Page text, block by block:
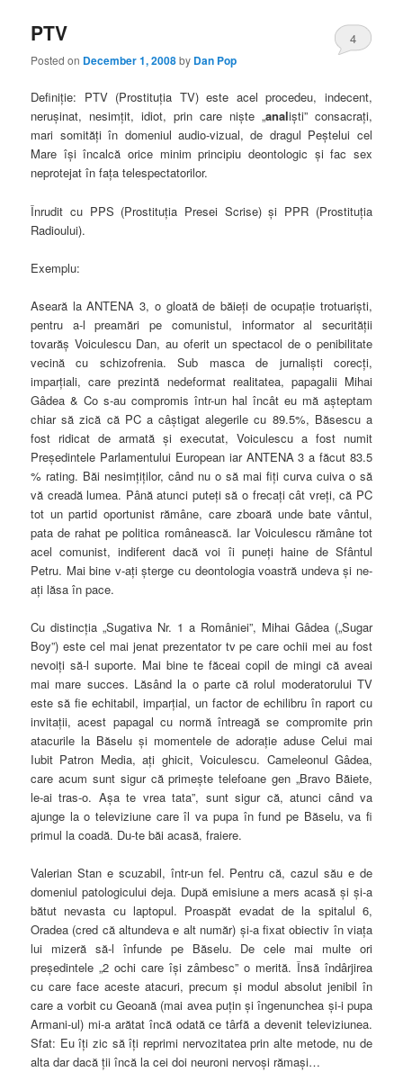
PTV
Posted on December 1, 2008by Dan Pop
4
Definiţie: PTV (Prostituţia TV) este acel procedeu, indecent,
neruşinat, nesimţit, idiot, prin care nişte „analişti” consacraţi,
mari somităţi în domeniul audio-vizual, de dragul Peştelui cel
Mare îşi încalcă orice minim principiu deontologic şi fac sex
neprotejat în faţa telespectatorilor.
Înrudit cu PPS (Prostituţia Presei Scrise) şi PPR (Prostituţia
Radioului).
Exemplu:
Aseară la ANTENA 3, o gloată de băieţi de ocupaţie trotuarişti,
pentru a-l preamări pe comunistul, informator al securităţii
tovarăş Voiculescu Dan, au oferit un spectacol de o penibilitate
vecină cu schizofrenia. Sub masca de jurnalişti corecţi,
imparţiali, care prezintă nedeformat realitatea, papagalii Mihai
Gâdea & Co s-au compromis într-un hal încât eu mă aşteptam
chiar să zică că PC a câştigat alegerile cu 89.5%, Băsescu a
fost ridicat de armată şi executat, Voiculescu a fost numit
Preşedintele Parlamentului European iar ANTENA 3 a făcut 83.5
% rating. Băi nesimţiţilor, când nu o să mai fiţi curva cuiva o să
vă creadă lumea. Până atunci puteţi să o frecaţi cât vreţi, că PC
tot un partid oportunist rămâne, care zboară unde bate vântul,
pata de rahat pe politica românească. Iar Voiculescu rămâne tot
acel comunist, indiferent dacă voi îi puneţi haine de Sfântul
Petru. Mai bine v-aţi şterge cu deontologia voastră undeva şi ne-
aţi lăsa în pace.
Cu distincţia „Sugativa Nr. 1 a României”, Mihai Gâdea („Sugar
Boy”) este cel mai jenat prezentator tv pe care ochii mei au fost
nevoiţi să-l suporte. Mai bine te făceai copil de mingi că aveai
mai mare succes. Lăsând la o parte că rolul moderatorului TV
este să fie echitabil, imparţial, un factor de echilibru în raport cu
invitaţii, acest papagal cu normă întreagă se compromite prin
atacurile la Băselu şi momentele de adoraţie aduse Celui mai
Iubit Patron Media, aţi ghicit, Voiculescu. Cameleonul Gâdea,
care acum sunt sigur că primeşte telefoane gen „Bravo Băiete,
le-ai tras-o. Aşa te vrea tata”, sunt sigur că, atunci când va
ajunge la o televiziune care îl va pupa în fund pe Băselu, va fi
primul la coadă. Du-te băi acasă, fraiere.
Valerian Stan e scuzabil, într-un fel. Pentru că, cazul său e de
domeniul patologicului deja. După emisiune a mers acasă şi şi-a
bătut nevasta cu laptopul. Proaspăt evadat de la spitalul 6,
Oradea (cred că altundeva e alt număr) şi-a fixat obiectiv în viaţa
lui mizeră să-l înfunde pe Băselu. De cele mai multe ori
preşedintele „2 ochi care îşi zâmbesc” o merită. Însă îndârjirea
cu care face aceste atacuri, precum şi modul absolut jenibil în
care a vorbit cu Geoană (mai avea puţin şi îngenunchea şi-i pupa
Armani-ul) mi-a arătat încă odată ce târfă a devenit televiziunea.
Sfat: Eu îţi zic să îţi reprimi nervozitatea prin alte metode, nu de
alta dar dacă ţii încă la cei doi neuroni nervoşi rămaşi…